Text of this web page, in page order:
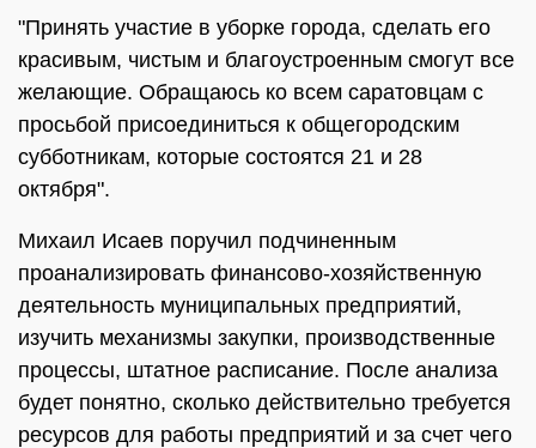
"Принять участие в уборке города, сделать его
красивым, чистым и благоустроенным смогут все
желающие. Обращаюсь ко всем саратовцам с
просьбой присоединиться к общегородским
субботникам, которые состоятся 21 и 28
октября".
Михаил Исаев поручил подчиненным
проанализировать финансово-хозяйственную
деятельность муниципальных предприятий,
изучить механизмы закупки, производственные
процессы, штатное расписание. После анализа
будет понятно, сколько действительно требуется
ресурсов для работы предприятий и за счет чего